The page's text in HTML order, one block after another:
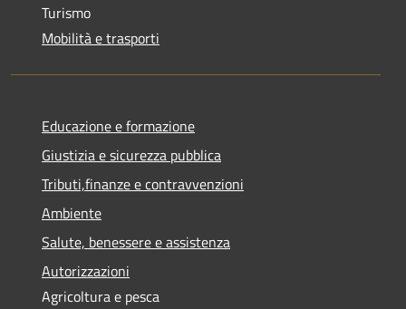
Turismo
Mobilità e trasporti
Educazione e formazione
Giustizia e sicurezza pubblica
Tributi,finanze e contravvenzioni
Ambiente
Salute, benessere e assistenza
Autorizzazioni
Agricoltura e pesca